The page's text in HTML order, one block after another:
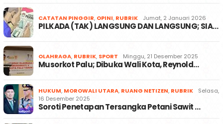
CATATAN PINGGIR, OPINI, RUBRIK Jumat, 2 Januari 2026
PILKADA (TAK) LANGSUNG DAN LANGSUNG; SIA…
OLAHRAGA, RUBRIK, SPORT Minggu, 21 Desember 2025
Musorkot Palu; Dibuka Wali Kota, Reynold…
HUKUM, MOROWALI UTARA, RUANG NETIZEN, RUBRIK
Selasa,
16 Desember 2025
Soroti Penetapan Tersangka Petani Sawit …